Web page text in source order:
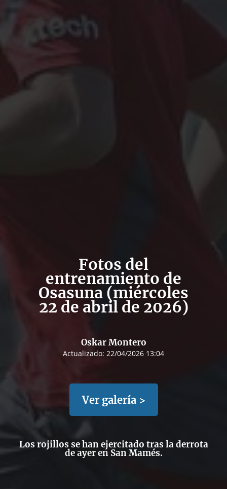
Fotos del
entrenamiento de
Osasuna (miércoles
22 de abril de 2026)
Oskar Montero
Actualizado: 22/04/2026 13:04
Ver galería >
Los rojillos se han ejercitado tras la derrota
de ayer en San Mamés.